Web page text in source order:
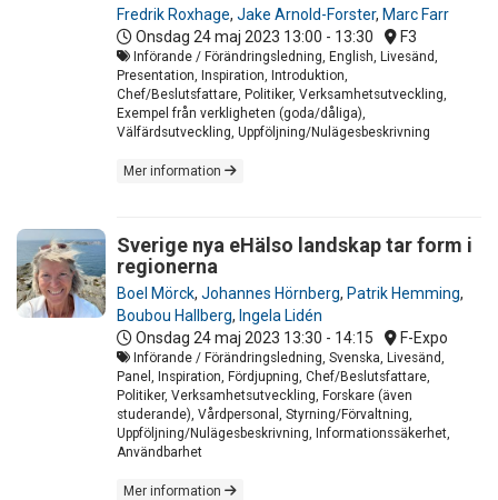
Fredrik Roxhage, Jake Arnold-Forster, Marc Farr
Onsdag 24 maj 2023 13:00 - 13:30 F3
Införande / Förändringsledning, English, Livesänd,
Presentation, Inspiration, Introduktion,
Chef/Beslutsfattare, Politiker, Verksamhetsutveckling,
Exempel från verkligheten (goda/dåliga),
Välfärdsutveckling, Uppföljning/Nulägesbeskrivning
Mer information
Sverige nya eHälso landskap tar form i
regionerna
Boel Mörck, Johannes Hörnberg, Patrik Hemming,
Boubou Hallberg, Ingela Lidén
Onsdag 24 maj 2023 13:30 - 14:15 F-Expo
Införande / Förändringsledning, Svenska, Livesänd,
Panel, Inspiration, Fördjupning, Chef/Beslutsfattare,
Politiker, Verksamhetsutveckling, Forskare (även
studerande), Vårdpersonal, Styrning/Förvaltning,
Uppföljning/Nulägesbeskrivning, Informationssäkerhet,
Användbarhet
Mer information